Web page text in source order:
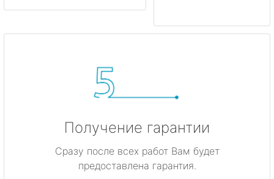
Получение гарантии
Сразу после всех работ Вам будет
предоставлена гарантия.